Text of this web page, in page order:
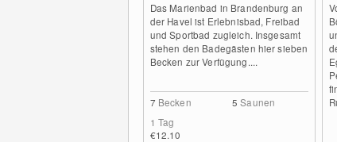
Das Marienbad in Brandenburg an
der Havel ist Erlebnisbad, Freibad
und Sportbad zugleich. Insgesamt
stehen den Badegästen hier sieben
Becken zur Verfügung....
7 Becken 5 Saunen
1 Tag
€12.10